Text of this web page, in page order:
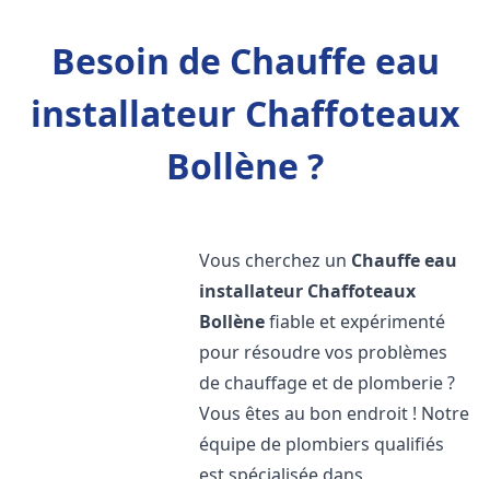
Besoin de Chauffe eau
installateur Chaffoteaux
Bollène ?
Vous cherchez un Chauffe eau
installateur Chaffoteaux
Bollènefiable et expérimenté
pour résoudre vos problèmes
de chauffage et de plomberie ?
Vous êtes au bon endroit ! Notre
équipe de plombiers qualifiés